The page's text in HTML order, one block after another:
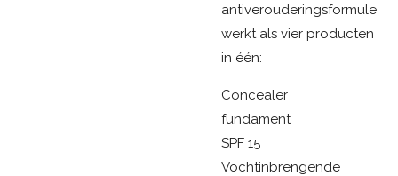
antiverouderingsformule
werkt als vier producten
in één:
Concealer
fundament
SPF 15
Vochtinbrengende